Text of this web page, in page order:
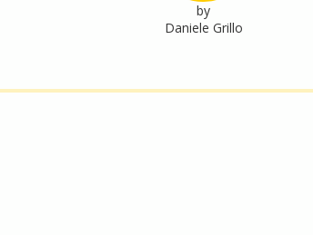
by
Daniele Grillo